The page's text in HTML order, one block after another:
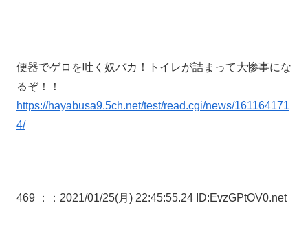
便器でゲロを吐く奴バカ！トイレが詰まって大惨事にな
るぞ！！
https://hayabusa9.5ch.net/test/read.cgi/news/161164171
4/
469 ： ：2021/01/25(月) 22:45:55.24 ID:EvzGPtOV0.net